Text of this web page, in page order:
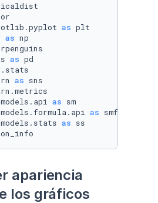
as
as
as
as
as
as
as
apariencia
los gráficos